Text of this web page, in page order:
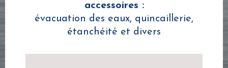
accessoires :
évacuation des eaux, quincaillerie,
étanchéité et divers